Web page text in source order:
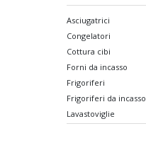
Asciugatrici
Congelatori
Cottura cibi
Forni da incasso
Frigoriferi
Frigoriferi da incasso
Lavastoviglie